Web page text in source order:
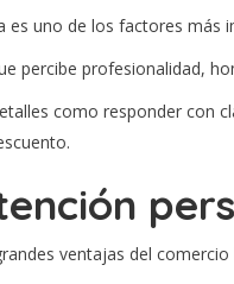
es uno de los factores más
percibe profesionalidad,
como responder con
ventajas del